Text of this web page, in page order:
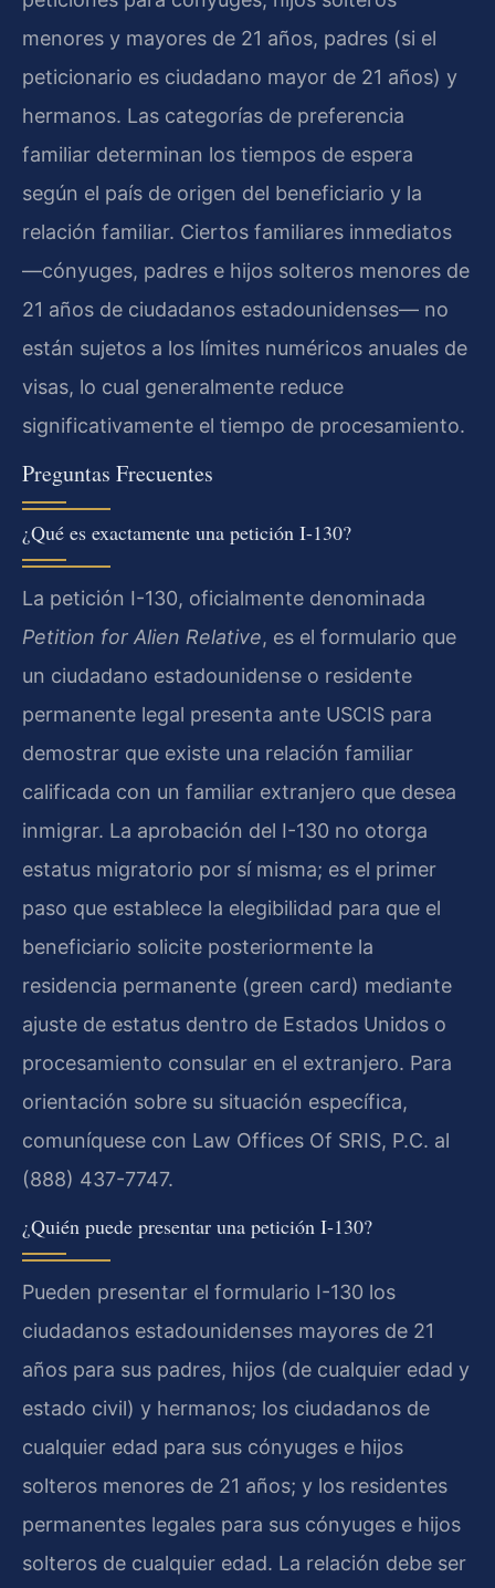
menores y mayores de 21 años, padres (si el
peticionario es ciudadano mayor de 21 años) y
hermanos. Las categorías de preferencia
familiar determinan los tiempos de espera
según el país de origen del beneficiario y la
relación familiar. Ciertos familiares inmediatos
—cónyuges, padres e hijos solteros menores de
21 años de ciudadanos estadounidenses— no
están sujetos a los límites numéricos anuales de
visas, lo cual generalmente reduce
significativamente el tiempo de procesamiento.
Preguntas Frecuentes
¿Qué es exactamente una petición I-130?
La petición I-130, oficialmente denominada
Petition for Alien Relative, es el formulario que
un ciudadano estadounidense o residente
permanente legal presenta ante USCIS para
demostrar que existe una relación familiar
calificada con un familiar extranjero que desea
inmigrar. La aprobación del I-130 no otorga
estatus migratorio por sí misma; es el primer
paso que establece la elegibilidad para que el
beneficiario solicite posteriormente la
residencia permanente (green card) mediante
ajuste de estatus dentro de Estados Unidos o
procesamiento consular en el extranjero. Para
orientación sobre su situación específica,
comuníquese con Law Offices Of SRIS, P.C. al
(888) 437-7747.
¿Quién puede presentar una petición I-130?
Pueden presentar el formulario I-130 los
ciudadanos estadounidenses mayores de 21
años para sus padres, hijos (de cualquier edad y
estado civil) y hermanos; los ciudadanos de
cualquier edad para sus cónyuges e hijos
solteros menores de 21 años; y los residentes
permanentes legales para sus cónyuges e hijos
solteros de cualquier edad. La relación debe ser